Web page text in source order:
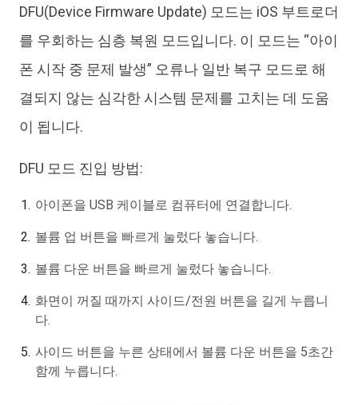
DFU(Device Firmware Update) 모드는 iOS 부트로더
를 우회하는 심층 복원 모드입니다. 이 모드는 “아이
폰 시작 중 문제 발생” 오류나 일반 복구 모드로 해
결되지 않는 심각한 시스템 문제를 고치는 데 도움
이 됩니다.
DFU 모드 진입 방법:
아이폰을 USB 케이블로 컴퓨터에 연결합니다.
볼륨 업 버튼을 빠르게 눌렀다 놓습니다.
볼륨 다운 버튼을 빠르게 눌렀다 놓습니다.
화면이 꺼질 때까지 사이드/전원 버튼을 길게 누릅니
다.
사이드 버튼을 누른 상태에서 볼륨 다운 버튼을 5초간
함께 누릅니다.